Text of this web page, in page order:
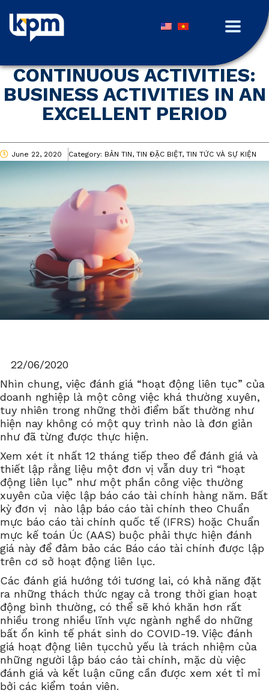
CONTINUOUS ACTIVITIES:
BUSINESS ACTIVITIES IN AN
EXCELLENT PERIOD
June 22, 2020 Category: BẢN TIN, TIN ĐẶC BIỆT, TIN TỨC VÀ SỰ KIỆN
22/06/2020
Nhìn chung, việc đánh giá “hoạt động liên tục” của
doanh nghiệp là một công việc khá thường xuyên,
tuy nhiên trong những thời điểm bất thường như
hiện nay không có một quy trình nào là đơn giản
như đã từng được thực hiện.
Xem xét ít nhất 12 tháng tiếp theo để đánh giá và
thiết lập rằng liệu một đơn vị vẫn duy trì “hoạt
động liên lục” như một phần công việc thường
xuyên của việc lập báo cáo tài chính hàng năm. Bất
kỳ đơn vị nào lập báo cáo tài chính theo Chuẩn
mực báo cáo tài chính quốc tế (IFRS) hoặc Chuẩn
mực kế toán Úc (AAS) buộc phải thực hiện đánh
giá này để đảm bảo các Báo cáo tài chính được lập
trên cơ sở hoạt động liên lục.
Các đánh giá hướng tới tương lai, có khả năng đặt
ra những thách thức ngay cả trong thời gian hoạt
động bình thường, có thể sẽ khó khăn hơn rất
nhiều trong nhiều lĩnh vực ngành nghề do những
bất ổn kinh tế phát sinh do COVID-19. Việc đánh
giá hoạt động liên tụcchủ yếu là trách nhiệm của
những người lập báo cáo tài chính, mặc dù việc
đánh giá và kết luận cũng cần được xem xét tỉ mỉ
bởi các kiểm toán viên.